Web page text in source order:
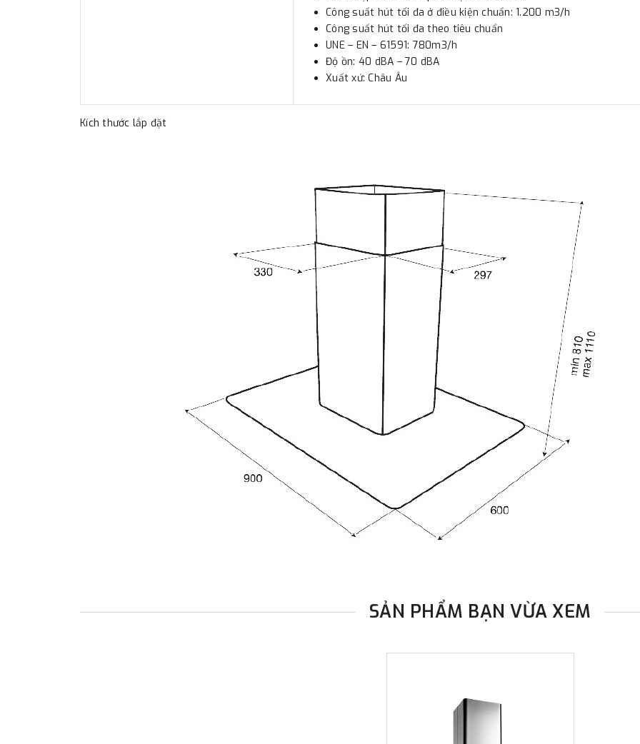
Công suất hút tối đa ở điều kiện chuẩn: 1.200 m3/h
Công suất hút tối đa theo tiêu chuẩn
UNE – EN – 61591: 780m3/h
Độ ồn: 40 dBA – 70 dBA
Xuất xứ: Châu Âu
Kích thước lắp đặt
SẢN PHẨM BẠN VỪA XEM